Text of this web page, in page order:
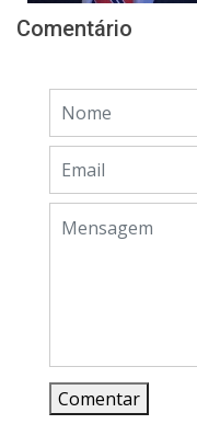
Comentário
Comentar